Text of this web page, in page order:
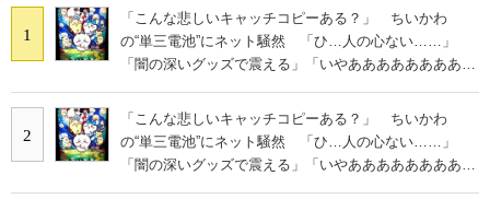
1
「こんな悲しいキャッチコピーある？」 ちいかわ
の“単三電池”にネット騒然 「ひ…人の心ない……」
「闇の深いグッズで震える」「いやあああああああああ
2
「こんな悲しいキャッチコピーある？」 ちいかわ
の“単三電池”にネット騒然 「ひ…人の心ない……」
「闇の深いグッズで震える」「いやあああああああああ